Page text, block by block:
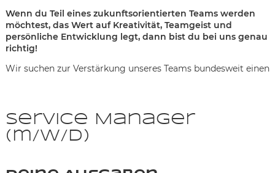
Wenn du Teil eines zukunftsorientierten Teams werden
möchtest, das Wert auf Kreativität, Teamgeist und
persönliche Entwicklung legt, dann bist du bei uns genau
richtig!
Wir suchen zur Verstärkung unseres Teams bundesweit einen
Service Manager
(m/w/d)